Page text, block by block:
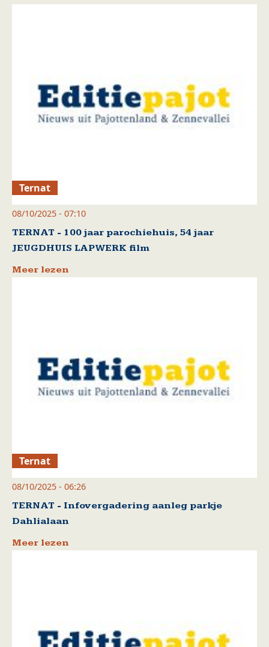
Ternat
08/10/2025 - 07:10
TERNAT - 100 jaar parochiehuis, 54 jaar
JEUGDHUIS LAPWERK film
Meer lezen
Ternat
08/10/2025 - 06:26
TERNAT - Infovergadering aanleg parkje
Dahlialaan
Meer lezen